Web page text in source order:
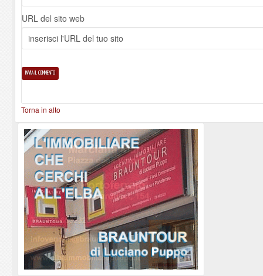
URL del sito web
Torna in alto